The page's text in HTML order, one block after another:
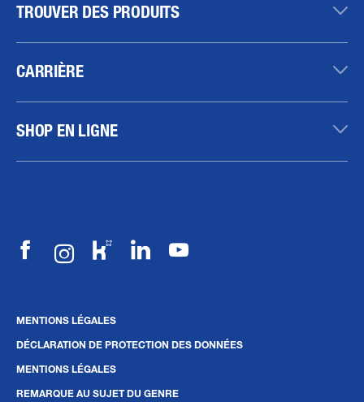
TROUVER DES PRODUITS
CARRIÈRE
SHOP EN LIGNE
MENTIONS LÉGALES
DÉCLARATION DE PROTECTION DES DONNÉES
MENTIONS LÉGALES
REMARQUE AU SUJET DU GENRE